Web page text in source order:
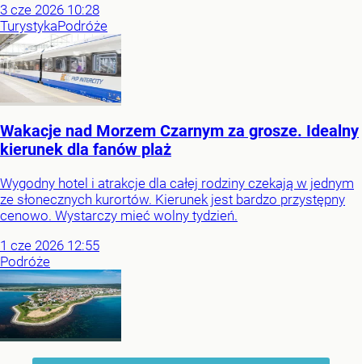
3 cze 2026 10:28
TurystykaPodróże
Wakacje nad Morzem Czarnym za grosze. Idealny
kierunek dla fanów plaż
Wygodny hotel i atrakcje dla całej rodziny czekają w jednym
ze słonecznych kurortów. Kierunek jest bardzo przystępny
cenowo. Wystarczy mieć wolny tydzień.
1 cze 2026 12:55
Podróże